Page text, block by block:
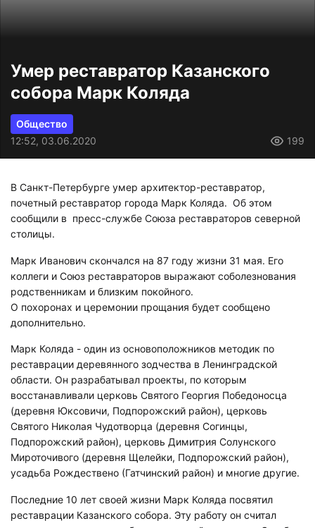
Умер реставратор Казанского
собора Марк Коляда
Общество
12:52, 03.06.2020
199
В Санкт-Петербурге умер архитектор-реставратор,
почетный реставратор города Марк Коляда. Об этом
сообщили в пресс-службе Союза реставраторов северной
столицы.
Марк Иванович скончался на 87 году жизни 31 мая. Его
коллеги и Союз реставраторов выражают соболезнования
родственникам и близким покойного.
О похоронах и церемонии прощания будет сообщено
дополнительно.
Марк Коляда - один из основоположников методик по
реставрации деревянного зодчества в Ленинградской
области. Он разрабатывал проекты, по которым
восстанавливали церковь Святого Георгия Победоносца
(деревня Юксовичи, Подпорожский район), церковь
Святого Николая Чудотворца (деревня Согинцы,
Подпорожский район), церковь Димитрия Солунского
Мироточивого (деревня Щелейки, Подпорожский район),
усадьба Рождествено (Гатчинский район) и многие другие.
Последние 10 лет своей жизни Марк Коляда посвятил
реставрации Казанского собора. Эту работу он считал